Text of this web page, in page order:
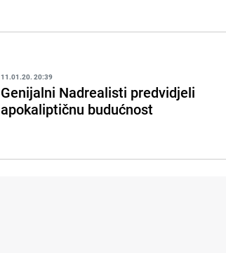
11.01.20. 20:39
Genijalni Nadrealisti predvidjeli
apokaliptičnu budućnost